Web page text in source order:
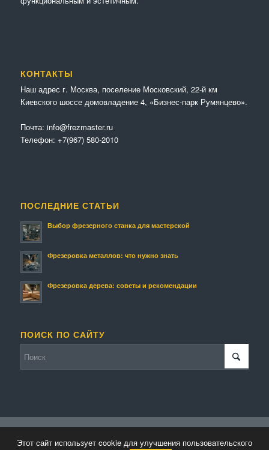
КОНТАКТЫ
Наш адрес г. Москва, поселение Московский, 22-й км
Киевского шоссе домовладение 4, «Бизнес-парк Румянцево».
Почта: info@frezmaster.ru
Телефон: +7(967) 580-2010
ПОСЛЕДНИЕ СТАТЬИ
Выбор фрезерного станка для мастерской
Фрезеровка металлов: что нужно знать
Фрезеровка дерева: советы и рекомендации
ПОИСК ПО САЙТУ
Theme by Kriesi
Этот сайт использует cookie для улучшения пользовательского